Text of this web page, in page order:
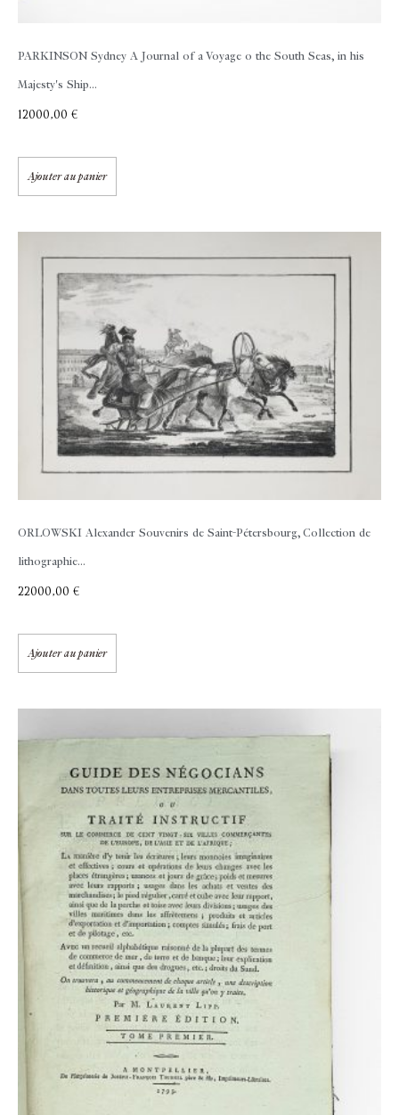
PARKINSON Sydney A Journal of a Voyage o the South Seas, in his
Majesty's Ship...
12000,00 €
Ajouter au panier
ORLOWSKI Alexander Souvenirs de Saint-Pétersbourg, Collection de
lithographie...
22000,00 €
Ajouter au panier